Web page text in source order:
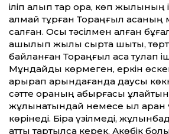
іліп алып тар қора, көп жылқының
алмай тұрған Тораңғыл
салған. Осы тәсілмен қалған
ашылып жылқы сыртқа шықты, төрт
байланған Тораңғыл қасқа тулап
Мұндайды көрмеген, еркін өскен
арқырап арындағанда даусы
сәтте қораның қабырғасы
жұлынатындай немесе қыл арқан
көрінеді. Бірақ үзілмеді,
қатты тартылса керек. Ақкөбік